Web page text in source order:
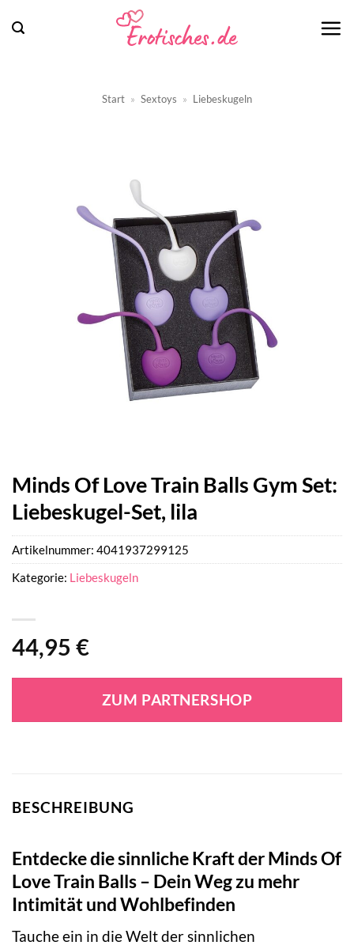
Inhalt
Start » Sextoys » Liebeskugeln
Minds Of Love Train Balls Gym Set:
Liebeskugel-Set, lila
44,95 €
ZUM PARTNERSHOP
Artikelnummer: 4041937299125
Kategorie: Liebeskugeln
BESCHREIBUNG
Entdecke die sinnliche Kraft der Minds Of
Love Train Balls – Dein Weg zu mehr
Intimität und Wohlbefinden
Tauche ein in die Welt der sinnlichen